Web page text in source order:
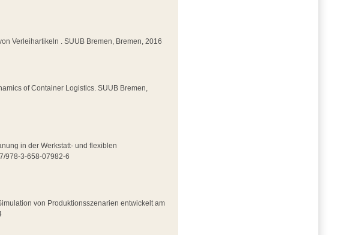
Verleihartikeln . SUUB Bremen, Bremen, 2016
of Container Logistics. SUUB Bremen,
in der Werkstatt- und flexiblen
978-3-658-07982-6
von Produktionsszenarien entwickelt am